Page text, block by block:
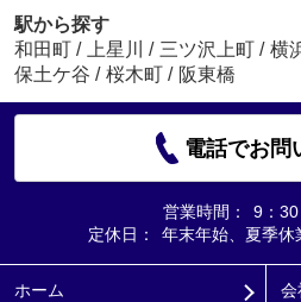
駅から探す
和田町 / 上星川 / 三ツ沢上町 / 横
保土ケ谷 / 桜木町 / 阪東橋
電話でお問
営業時間：
9：
定休日：
年末年始、夏季休
ホーム 会